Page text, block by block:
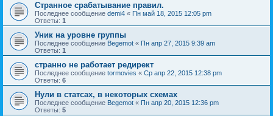
Странное срабатывание правил.
Последнее сообщение demi4 « Пн май 18, 2015 12:05 pm
Ответы: 1
Уник на уровне группы
Последнее сообщение Begemot « Пн апр 27, 2015 9:39 am
Ответы: 1
странно не работает редирект
Последнее сообщение tormovies « Ср апр 22, 2015 12:38 pm
Ответы: 6
Нули в статсах, в некоторых схемах
Последнее сообщение Begemot « Пн апр 20, 2015 12:36 pm
Ответы: 5